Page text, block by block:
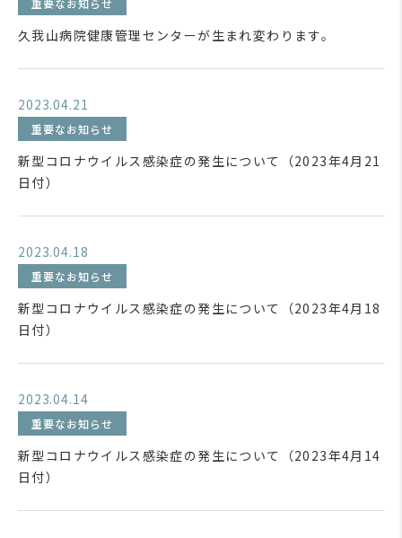
久我山病院健康管理センターが生まれ変わります。
2023.04.21
重要なお知らせ
新型コロナウイルス感染症の発生について（2023年4月21
日付）
2023.04.18
重要なお知らせ
新型コロナウイルス感染症の発生について（2023年4月18
日付）
2023.04.14
重要なお知らせ
新型コロナウイルス感染症の発生について（2023年4月14
日付）